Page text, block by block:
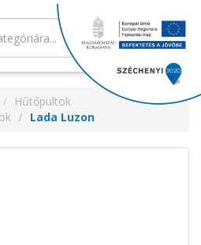
Hűtőpultok
Lada Luzon